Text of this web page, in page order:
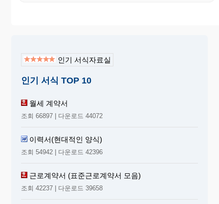
인기 서식자료실
인기 서식 TOP 10
월세 계약서
조회 66897 | 다운로드 44072
이력서(현대적인 양식)
조회 54942 | 다운로드 42396
근로계약서 (표준근로계약서 모음)
조회 42237 | 다운로드 39658